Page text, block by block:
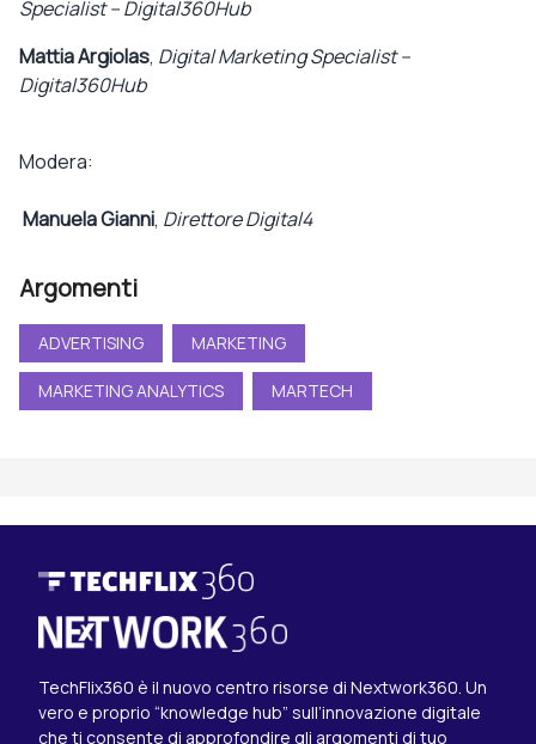
Specialist – Digital360Hub
Mattia Argiolas, Digital Marketing Specialist –
Digital360Hub
Modera:
Manuela Gianni, Direttore Digital4
Argomenti
ADVERTISING MARKETING
MARKETING ANALYTICS MARTECH
TechFlix360 è il nuovo centro risorse di Nextwork360. Un
vero e proprio “knowledge hub” sull’innovazione digitale
che ti consente di approfondire gli argomenti di tuo